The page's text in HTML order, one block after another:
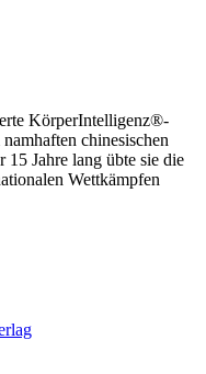
KörperIntelligenz®-
chinesischen
Jahre lang übte sie die
Wettkämpfen